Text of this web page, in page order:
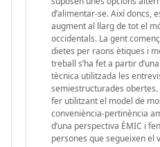
d’alimentar-se. Així doncs,
augment al llarg de tot el
occidentals. La gent
dietes per raons ètiques i
treball s’ha fet a partir
tècnica utilitzada les
semiestructurades obertes.
fer utilitzant el model de
conveniència-pertinència
d’una perspectiva ÈMIC i
persones que segueixen el